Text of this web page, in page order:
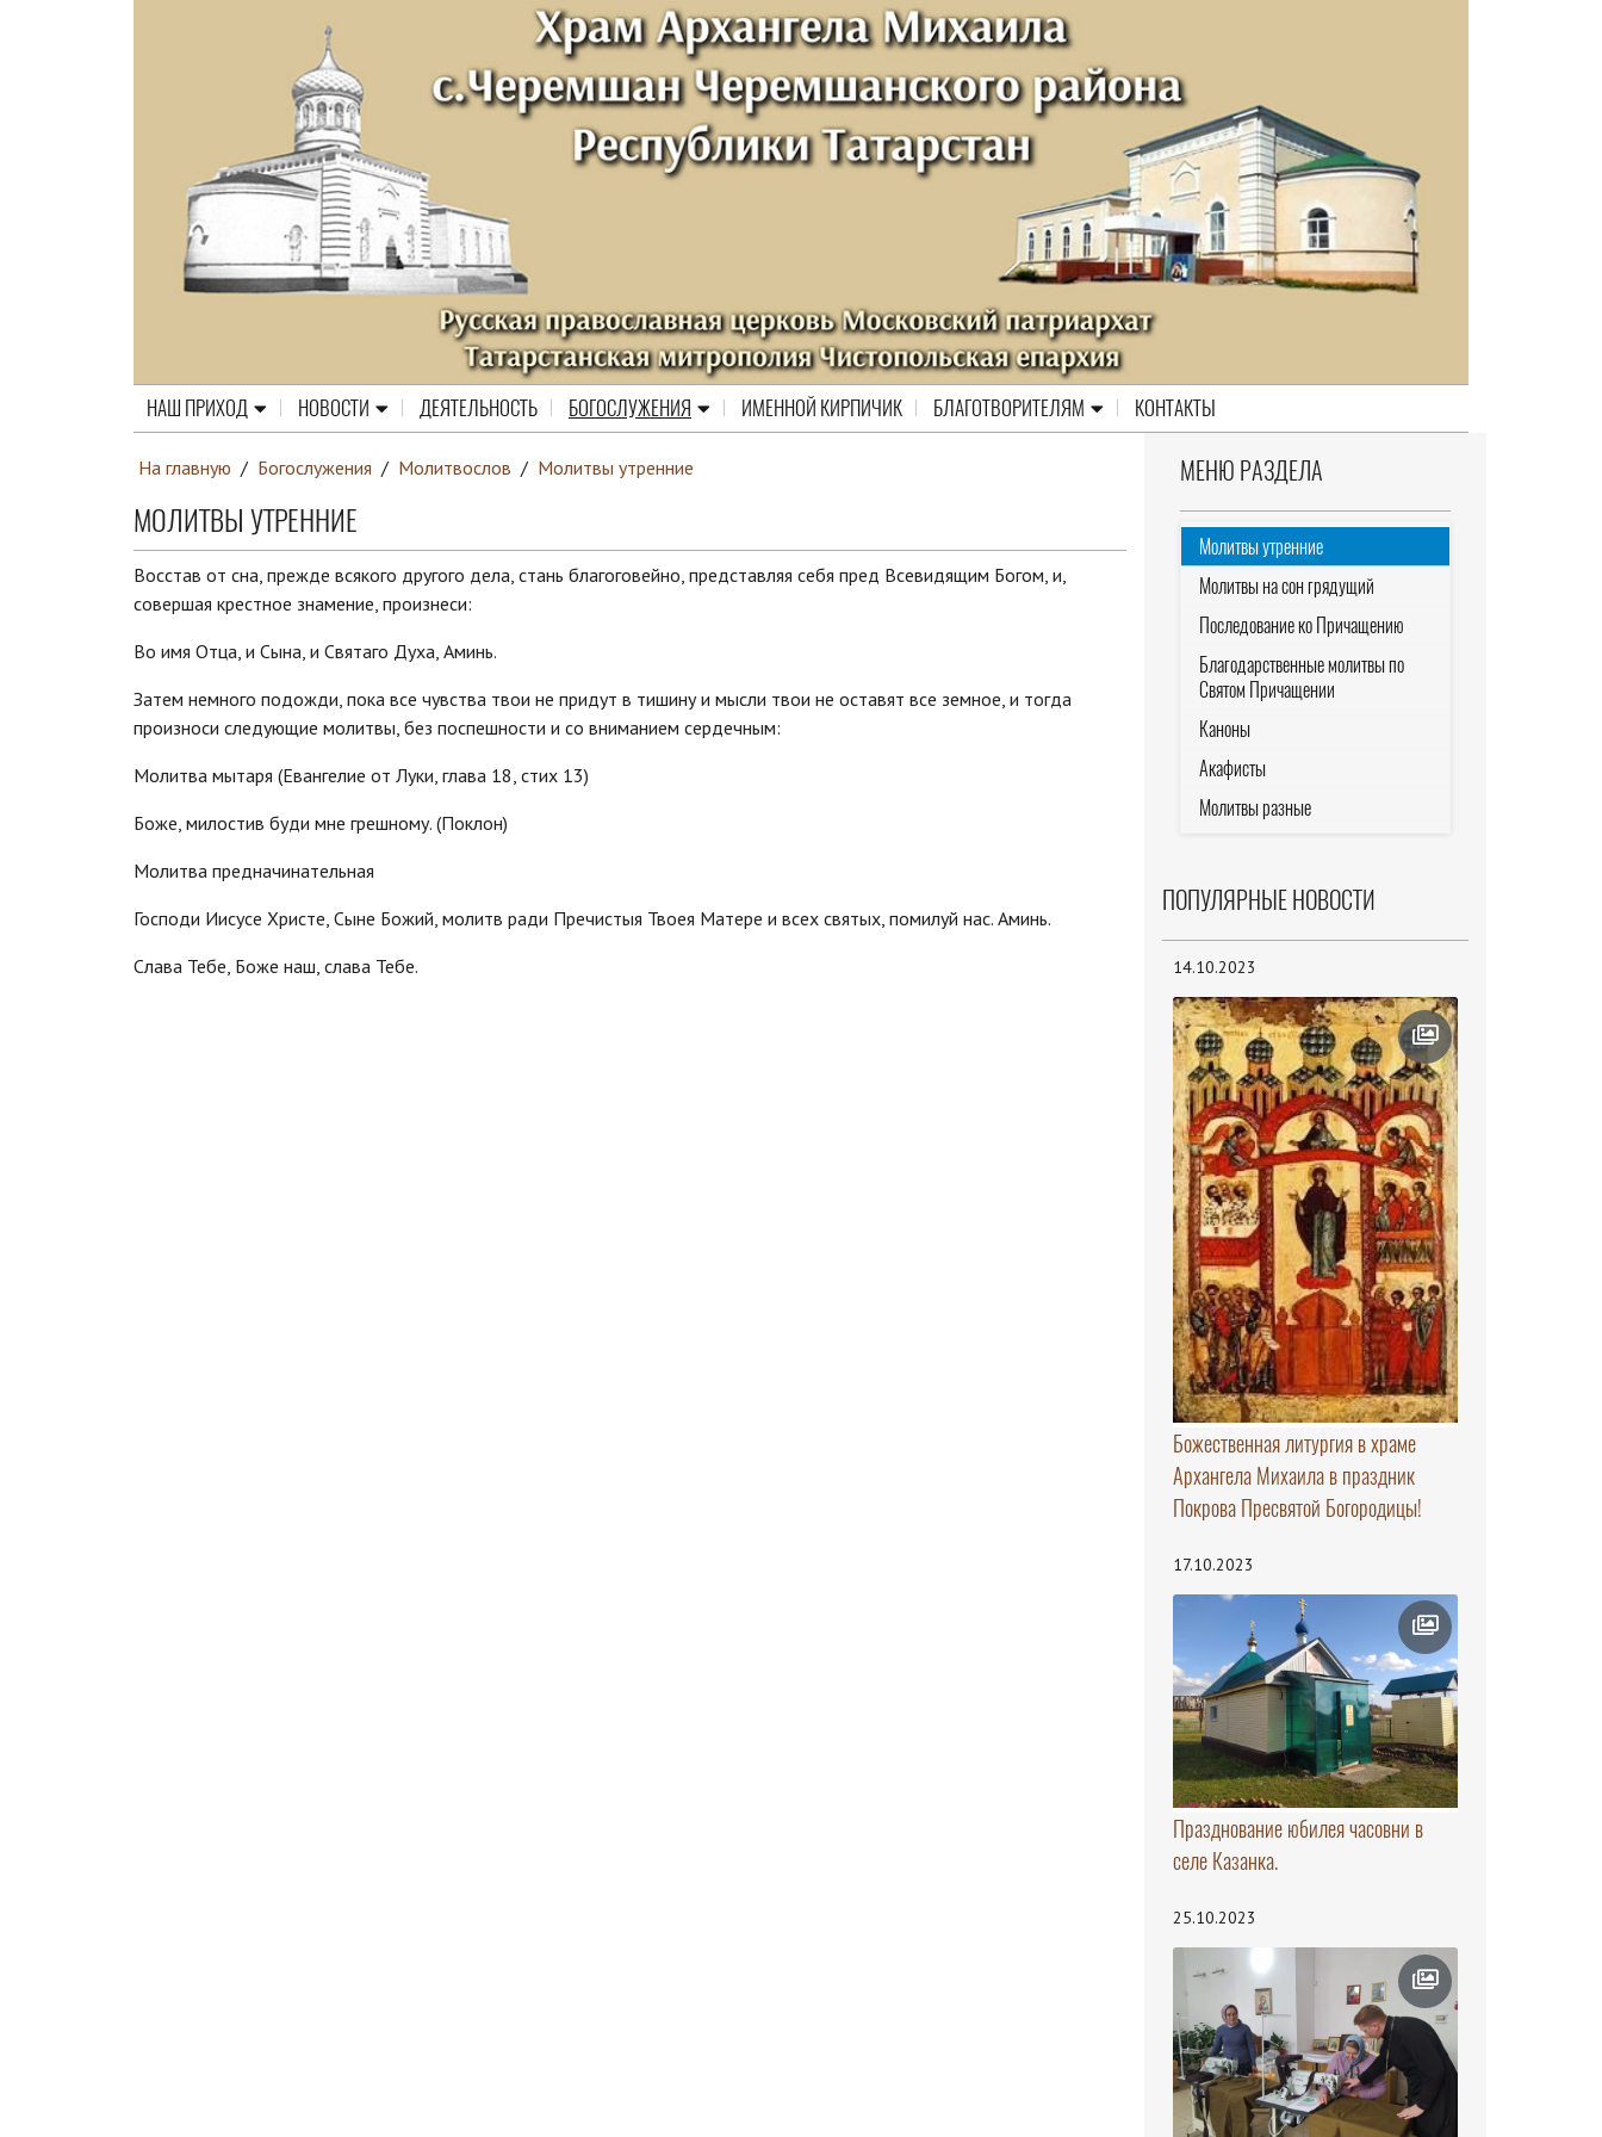
НАШ ПРИХОД НОВОСТИ ДЕЯТЕЛЬНОСТЬ БОГОСЛУЖЕНИЯ ИМЕННОЙ КИРПИЧИК БЛАГОТВОРИТЕЛЯМ КОНТАКТЫ
На главную / Богослужения / Молитвослов / Молитвы утренние
МОЛИТВЫ УТРЕННИЕ
Восстав от сна, прежде всякого другого дела, стань благоговейно, представляя себя пред Всевидящим Богом, и,
совершая крестное знамение, произнеси:
Во имя Отца, и Сына, и Святаго Духа, Аминь.
Затем немного подожди, пока все чувства твои не придут в тишину и мысли твои не оставят все земное, и тогда
произноси следующие молитвы, без поспешности и со вниманием сердечным:
Молитва мытаря (Евангелие от Луки, глава 18, стих 13)
Боже, милостив буди мне грешному. (Поклон)
Молитва предначинательная
Господи Иисусе Христе, Сыне Божий, молитв ради Пречистыя Твоея Матере и всех святых, помилуй нас. Аминь.
Слава Тебе, Боже наш, слава Тебе.
МЕНЮ РАЗДЕЛА
Молитвы утренние
Молитвы на сон грядущий
Последование ко Причащению
Благодарственные молитвы по
Святом Причащении
Каноны
Акафисты
Молитвы разные
ПОПУЛЯРНЫЕ НОВОСТИ
14.10.2023
Божественная литургия в храме
Архангела Михаила в праздник
Покрова Пресвятой Богородицы!
17.10.2023
Празднование юбилея часовни в
селе Казанка.
25.10.2023